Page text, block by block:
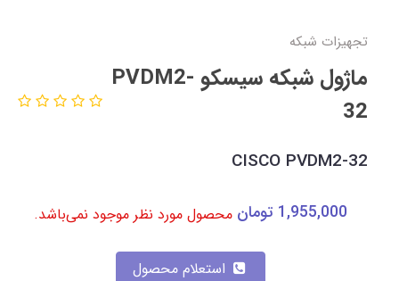
تجهیزات شبکه
ماژول شبکه سیسکو PVDM2-
32
CISCO PVDM2-32
1,955,000 تومان محصول مورد نظر موجود نمی‌باشد.